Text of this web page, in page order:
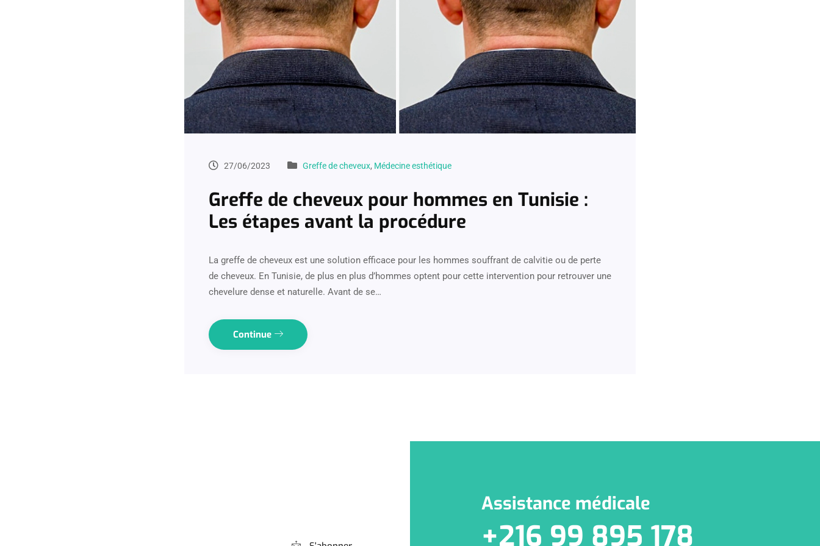
27/06/2023 Greffe de cheveux, Médecine esthétique
Greffe de cheveux pour hommes en Tunisie :
Les étapes avant la procédure
La greffe de cheveux est une solution efficace pour les hommes souffrant de calvitie ou de perte
de cheveux. En Tunisie, de plus en plus d’hommes optent pour cette intervention pour retrouver une
chevelure dense et naturelle. Avant de se…
Continue
Assistance médicale
+216 99 895 178